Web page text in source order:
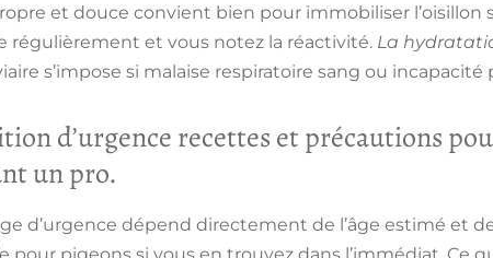
et douce convient bien pour immobiliser l’oisillon
régulièrement et vous notez la réactivité. La
s’impose si malaise respiratoire sang ou incapacité
d’urgence recettes et précautions
un pro.
d’urgence dépend directement de l’âge estimé et
pour pigeons si vous en trouvez dans l’immédiat. Ce